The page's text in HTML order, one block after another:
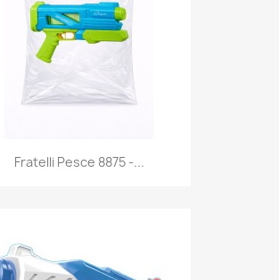
Anteprima
Fratelli Pesce 8875 -...